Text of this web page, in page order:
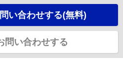
い合わせする(無料)
問い合わせする